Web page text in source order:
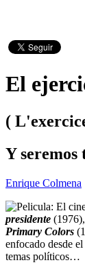
El
(
Y seremos
Enrique Colmena
El
presidente
Primary Colors
enfocado desde
temas políticos…